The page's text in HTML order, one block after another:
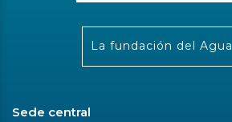
La fundación del Agua
Sede central